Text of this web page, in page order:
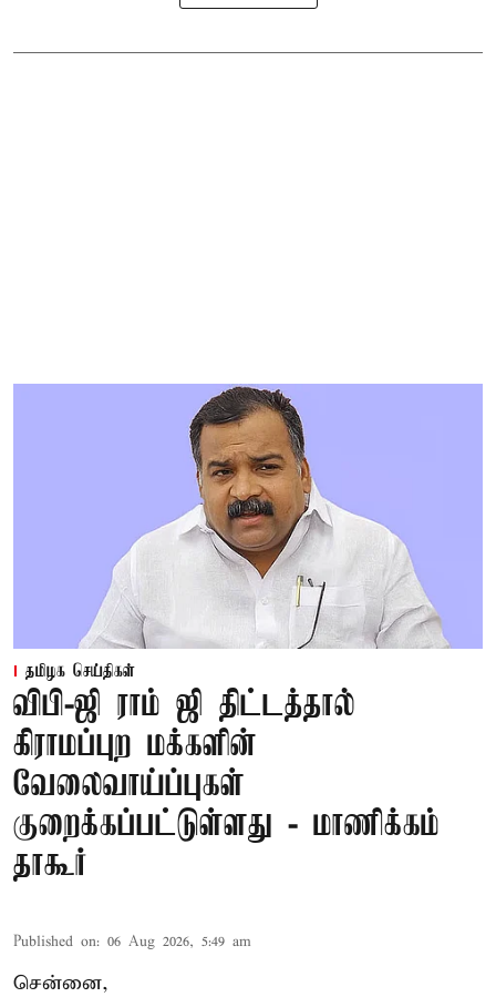
தமிழக செய்திகள்
விபி-ஜி ராம் ஜி திட்டத்தால்
கிராமப்புற மக்களின்
வேலைவாய்ப்புகள்
குறைக்கப்பட்டுள்ளது - மாணிக்கம்
தாகூர்
Published on: 06 Aug 2026, 5:49 am
சென்னை,